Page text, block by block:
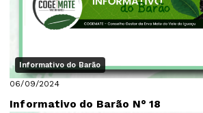
Informativo do Barão
06/09/2024
Informativo do Barão N° 18